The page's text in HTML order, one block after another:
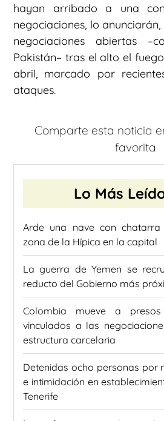
hayan arribado a una
negociaciones, lo
negociaciones abiertas
Pakistán– tras el alto el
abril, marcado por
ataques.
Comparte esta noticia
favorita
Lo Más
Arde una nave con
zona de la Hípica en la capital
La guerra de Yemen se
reducto del Gobierno más
Colombia mueve a
vinculados a las
estructura carcelaria
Detenidas ocho personas por
e intimidación en
Tenerife